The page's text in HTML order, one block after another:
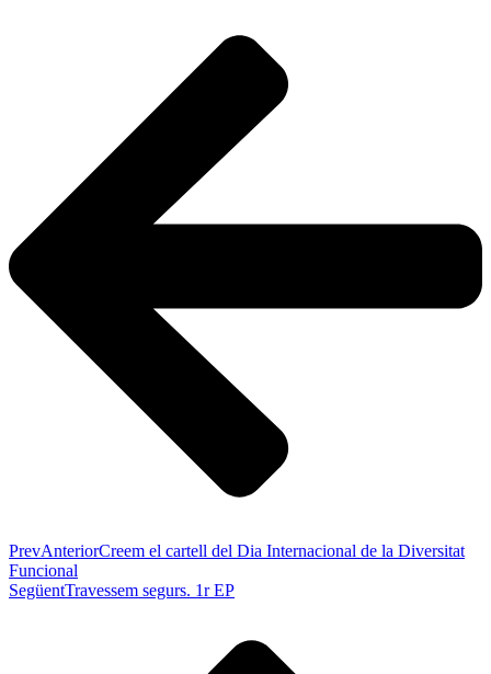
PrevAnteriorCreem el cartell del Dia Internacional de la Diversitat
Funcional
SegüentTravessem segurs. 1r EP